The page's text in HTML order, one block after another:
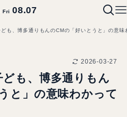
Fri08.07
も、博多通りもんのCMの「好いとうと」の意味
2026-03-27
も、博多通りもん
と」の意味わかって